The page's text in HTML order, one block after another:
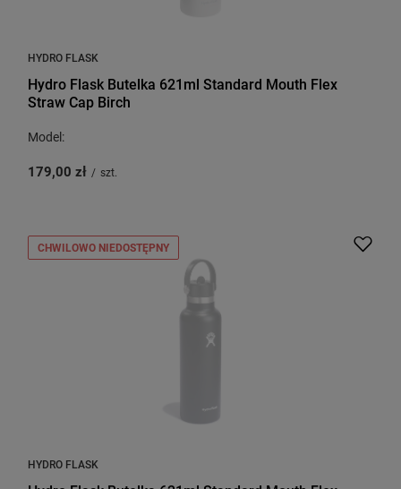
HYDRO FLASK
Hydro Flask Butelka 621ml Standard Mouth Flex
Straw Cap Birch
Model:
179,00 zł / szt.
CHWILOWO NIEDOSTĘPNY
HYDRO FLASK